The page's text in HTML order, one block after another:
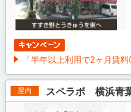
「半年以上利用で2ヶ月賃
屋内 スペラボ 横浜青